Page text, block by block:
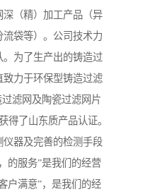
（精）加工产品（异
袋等）。公司技术力
为了生产出的铸造过
力于环保型铸造过滤
滤网及陶瓷过滤网片
得了山东质产品认证。
器及完善的检测手段
的服务”是我们的经营
户满意”，是我们的经